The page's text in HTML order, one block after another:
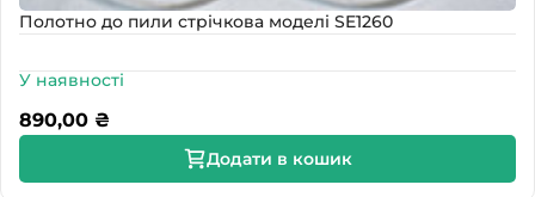
Полотно до пили стрічкова моделі SE1260
У наявності
890,00 ₴
Додати в кошик